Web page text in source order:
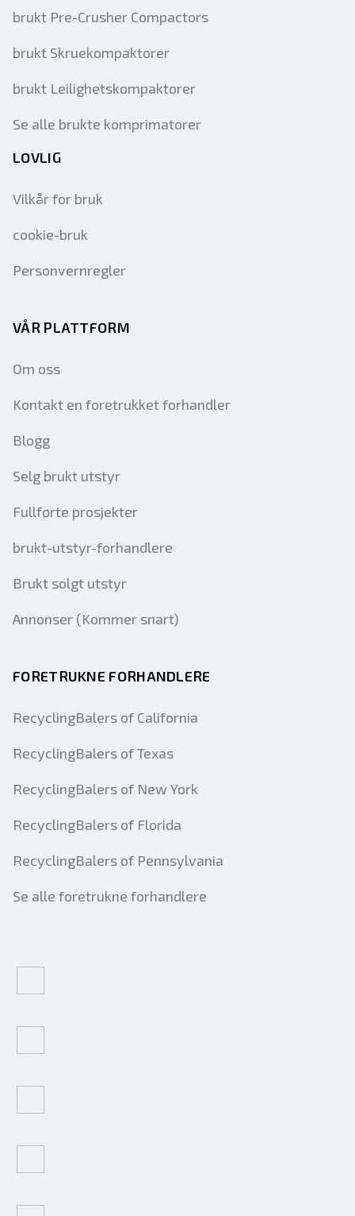
brukt Pre-Crusher Compactors
brukt Skruekompaktorer
brukt Leilighetskompaktorer
Se alle brukte komprimatorer
LOVLIG
Vilkår for bruk
cookie-bruk
Personvernregler
VÅR PLATTFORM
Om oss
Kontakt en foretrukket forhandler
Blogg
Selg brukt utstyr
Fullførte prosjekter
brukt-utstyr-forhandlere
Brukt solgt utstyr
Annonser (Kommer snart)
FORETRUKNE FORHANDLERE
RecyclingBalers of California
RecyclingBalers of Texas
RecyclingBalers of New York
RecyclingBalers of Florida
RecyclingBalers of Pennsylvania
Se alle foretrukne forhandlere